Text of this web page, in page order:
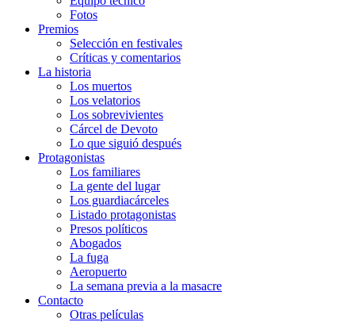
Fotos
Premios
Selección en festivales
Críticas y comentarios
La historia
Los muertos
Los velatorios
Los sobrevivientes
Cárcel de Devoto
Lo que siguió después
Protagonistas
Los familiares
La gente del lugar
Los guardiacárceles
Listado protagonistas
Presos políticos
Abogados
La fuga
Aeropuerto
La semana previa a la masacre
Contacto
Otras películas